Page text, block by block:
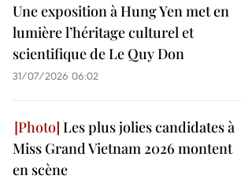
Une exposition à Hung Yen met en
lumière l’héritage culturel et
scientifique de Le Quy Don
31/07/2026 06:02
Les plus jolies candidates à
Miss Grand Vietnam 2026 montent
en scène